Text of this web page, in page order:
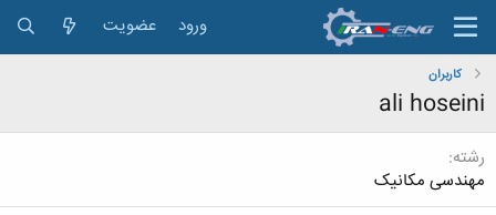
ورود عضویت
کاربران
ali hoseini
رشته
مهندسی مکانیک